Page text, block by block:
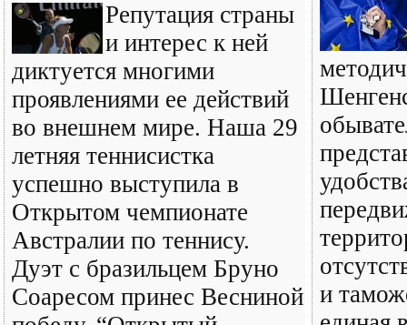
Репутация страны
и интерес к ней
диктуется многими
проявлениями ее действий
во внешнем мире. Наша 29
летняя теннисистка
успешно выступила в
Открытом чемпионате
Австралии по теннису.
Дуэт с бразильцем Бруно
Соаресом принес Весниной и